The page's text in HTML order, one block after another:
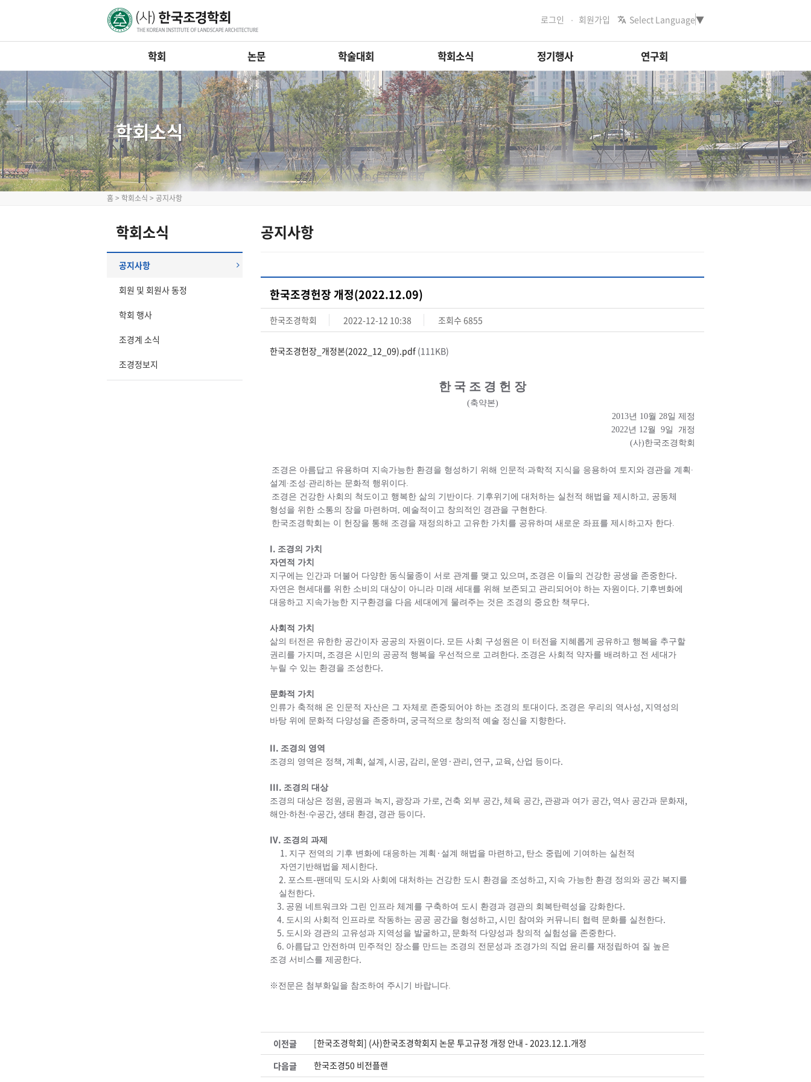
로그인 회원가입 Select Language▼
학회 논문 학술대회 학회소식 정기행사 연구회
학회소식
홈 > 학회소식 > 공지사항
학회소식
공지사항
회원 및 회원사 동정
학회 행사
조경계 소식
조경정보지
공지사항
한국조경헌장 개정(2022.12.09)
한국조경학회 2022-12-12 10:38 조회수 6855
한국조경헌장_개정본(2022_12_09).pdf (111KB)
한 국 조 경 헌 장
(축약본)
2013년 10월 28일 제정
2022년 12월 9일 개정
(사)한국조경학회
조경은 아름답고 유용하며 지속가능한 환경을 형성하기 위해 인문적 ∙과학적 지식을 응용하여 토지와 경관을 계획 ∙
설계 ∙조성 ∙관리하는 문화적 행위이다.
조경은 건강한 사회의 척도이고 행복한 삶의 기반이다. 기후위기에 대처하는 실천적 해법을 제시하고, 공동체
형성을 위한 소통의 장을 마련하며 , 예술적이고 창의적인 경관을 구현한다.
한국조경학회는 이 헌장을 통해 조경을 재정의하고 고유한 가치를 공유하며 새로운 좌표를 제시하고자 한다.
I. 조경의 가치
자연적 가치
지구에는 인간과 더불어 다양한 동식물종이 서로 관계를 맺고 있으며 , 조경은 이들의 건강한 공생을 존중한다.
자연은 현세대를 위한 소비의 대상이 아니라 미래 세대를 위해 보존되고 관리되어야 하는 자원이다. 기후변화에
대응하고 지속가능한 지구환경을 다음 세대에게 물려주는 것은 조경의 중요한 책무다.
사회적 가치
삶의 터전은 유한한 공간이자 공공의 자원이다. 모든 사회 구성원은 이 터전을 지혜롭게 공유하고 행복을 추구할
권리를 가지며 , 조경은 시민의 공공적 행복을 우선적으로 고려한다. 조경은 사회적 약자를 배려하고 전 세대가
누릴 수 있는 환경을 조성한다.
문화적 가치
인류가 축적해 온 인문적 자산은 그 자체로 존중되어야 하는 조경의 토대이다. 조경은 우리의 역사성 , 지역성의
바탕 위에 문화적 다양성을 존중하며 , 궁극적으로 창의적 예술 정신을 지향한다.
II. 조경의 영역
조경의 영역은 정책 , 계획 , 설계 , 시공, 감리 , 운영 · 관리 , 연구, 교육, 산업 등이다.
III. 조경의 대상
조경의 대상은 정원 , 공원과 녹지 , 광장과 가로, 건축 외부 공간, 체육 공간, 관광과 여가 공간, 역사 공간과 문화재 ,
해안‧하천 ‧수공간, 생태 환경 , 경관 등이다.
IV. 조경의 과제
1. 지구 전역의 기후 변화에 대응하는 계획 · 설계 해법을 마련하고, 탄소 중립에 기여하는 실천적
자연 기반해법을 제시한다.
2. 포스트-팬데믹 도시와 사회에 대처하는 건강한 도시 환경을 조성하고, 지속 가능한 환경 정의와 공간 복지를
실천한다.
3. 공원 네트워크와 그린 인프라 체계를 구축하여 도시 환경과 경관의 회복탄력성을 강화한다.
4. 도시의 사회적 인프라로 작동하는 공공 공간을 형성하고, 시민 참여와 커뮤니티 협력 문화를 실천한다.
5. 도시와 경관의 고유성과 지역성을 발굴하고, 문화적 다양성과 창의적 실험성을 존중한다.
6. 아름답고 안전하며 민주적인 장소를 만드는 조경의 전문성과 조경가의 직업 윤리를 재정립하여 질 높은
조경 서비스를 제공한다.
※전문은 첨부화일을 참조하여 주시기 바랍니다.
이전글
[한국조경학회] (사)한국조경학회지 논문 투고규정 개정 안내 - 2023.12.1.개정
다음글
한국조경50 비전플랜